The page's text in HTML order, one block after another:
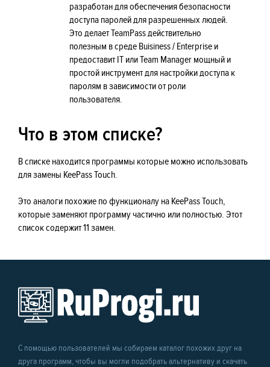
разработан для обеспечения безопасности
доступа паролей для разрешенных людей.
Это делает TeamPass действительно
полезным в среде Buisiness / Enterprise и
предоставит IT или Team Manager мощный и
простой инструмент для настройки доступа к
паролям в зависимости от роли
пользователя.
Что в этом списке?
В списке находится программы которые можно использовать
для замены KeePass Touch.
Это аналоги похожие по функционалу на KeePass Touch,
которые заменяют программу частично или полностью. Этот
список содержит 11 замен.
С помощью пользователей мы собираем каталог похожих друг на
друга программ, чтобы вы могли подобрать альтернативу и скачать